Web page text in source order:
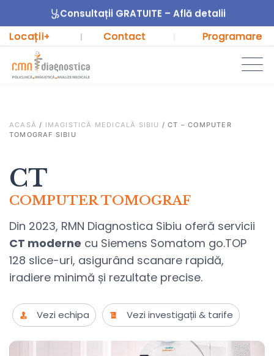
Consultații GRATUITE – Află detalii
Locații+ | Contact Programare
ACASĂ / IMAGISTICĂ MEDICALĂ SIBIU /CT – COMPUTER
TOMOGRAF SIBIU
CT
COMPUTER TOMOGRAF
Din 2023, RMN Diagnostica Sibiu oferă servicii
CT moderne cu Siemens Somatom go.TOP
128 slice-uri, asigurând scanare rapidă,
iradiere minimă și rezultate precise.
Vezi echipa Vezi investigații & tarife